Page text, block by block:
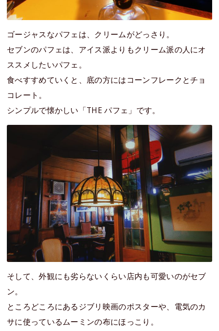
ゴージャスなパフェは、クリームがどっさり。
セブンのパフェは、アイス派よりもクリーム派の人にオ
ススメしたいパフェ。
食べすすめていくと、底の方にはコーンフレークとチョ
コレート。
シンプルで懐かしい「THE パフェ」です。
そして、外観にも劣らないくらい店内も可愛いのがセブ
ン。
ところどころにあるジブリ映画のポスターや、電気のカ
サに使っているムーミンの布にほっこり。